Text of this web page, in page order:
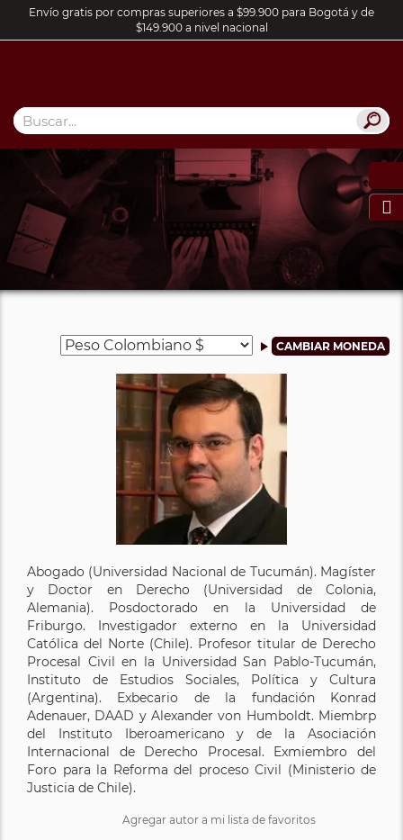
Envío gratis por compras superiores a $99.900 para Bogotá y de
$149.900 a nivel nacional

Abogado (Universidad Nacional de Tucumán). Magíster
y Doctor en Derecho (Universidad de Colonia,
Alemania). Posdoctorado en la Universidad de
Friburgo. Investigador externo en la Universidad
Católica del Norte (Chile). Profesor titular de Derecho
Procesal Civil en la Universidad San Pablo-Tucumán,
Instituto de Estudios Sociales, Política y Cultura
(Argentina). Exbecario de la fundación Konrad
Adenauer, DAAD y Alexander von Humboldt. Miembrp
del Instituto Iberoamericano y de la Asociación
Internacional de Derecho Procesal. Exmiembro del
Foro para la Reforma del proceso Civil (Ministerio de
Justicia de Chile).
Agregar autor a mi lista de favoritos